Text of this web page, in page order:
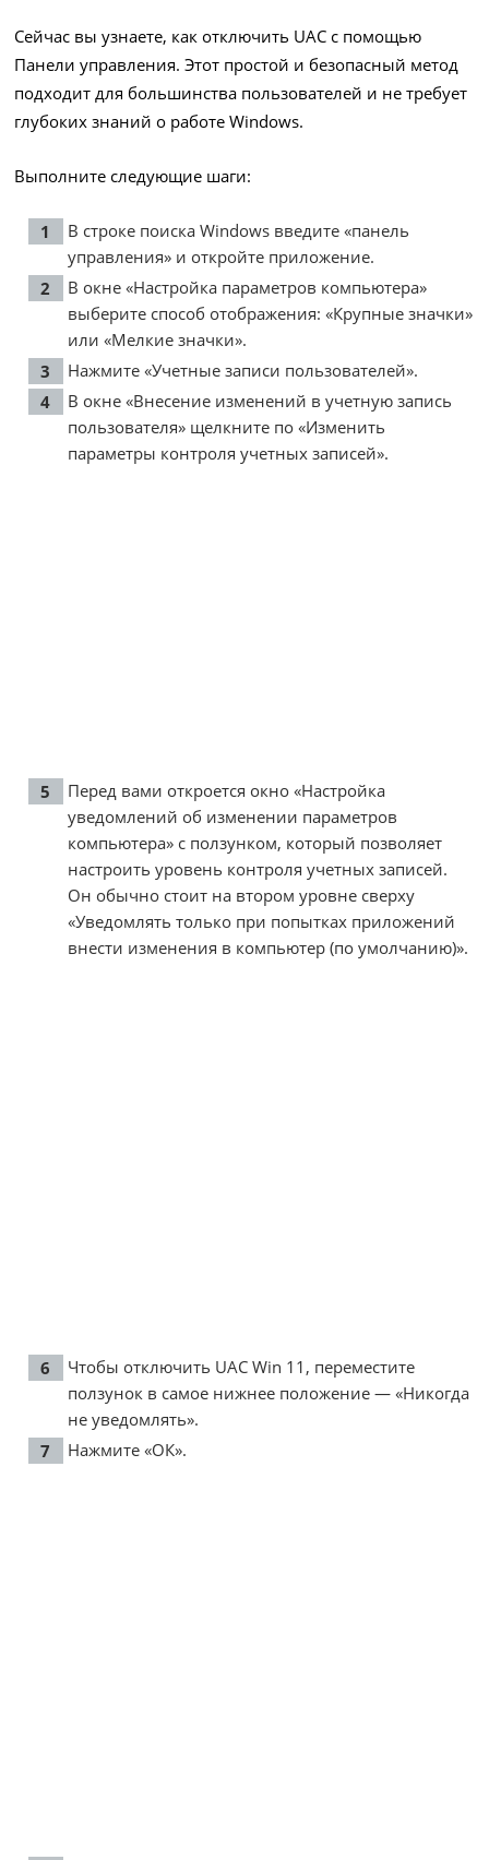
Сейчас вы узнаете, как отключить UAC с помощью
Панели управления. Этот простой и безопасный метод
подходит для большинства пользователей и не требует
глубоких знаний о работе Windows.
Выполните следующие шаги:
В строке поиска Windows введите «панель
управления» и откройте приложение.
В окне «Настройка параметров компьютера»
выберите способ отображения: «Крупные значки»
или «Мелкие значки».
Нажмите «Учетные записи пользователей».
В окне «Внесение изменений в учетную запись
пользователя» щелкните по «Изменить
параметры контроля учетных записей».
Перед вами откроется окно «Настройка
уведомлений об изменении параметров
компьютера» с ползунком, который позволяет
настроить уровень контроля учетных записей.
Он обычно стоит на втором уровне сверху
«Уведомлять только при попытках приложений
внести изменения в компьютер (по умолчанию)».
Чтобы отключить UAC Win 11, переместите
ползунок в самое нижнее положение — «Никогда
не уведомлять».
Нажмите «ОК».